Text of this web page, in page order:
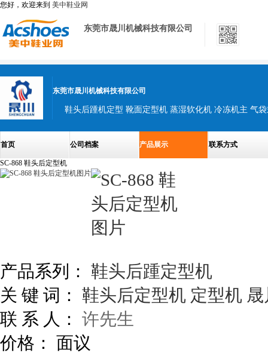
您好，欢迎来到 美中鞋业网
东莞市晟川机械科技有限公司
东莞市晟川机械科技有限公司
首页 公司档案 产品展示 联系方式
SC-868 鞋头后定型机
产品系列： 鞋头后踵定型机
关 键 词： 鞋头后定型机 定型机
联 系 人： 许先生
价格： 面议